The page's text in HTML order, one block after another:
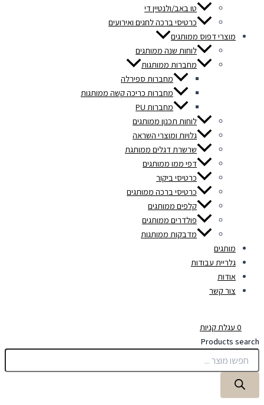
טו באב/ולנטיין די
כרטיסי ברכה לחגים ואירועים
מוצרי דפוס ממותגים
לוחות שנה ממותגים
מחברות ממותגות
מחברות ספירלה
מחברות כריכה קשה ממותגות
מחברות PU
לוחות תכנון ממותגים
גלויות ומוצרי השראה
שרשרת דגלים ממותגת
דפי ממו ממותגים
כרטיסי ביקור
כרטיסי ברכה ממותגים
קלפים ממותגים
פולדרים ממותגים
מדבקות ממותגות
מותגים
גלריית עבודות
אודות
צור קשר
0 עגלת קניות
Products search